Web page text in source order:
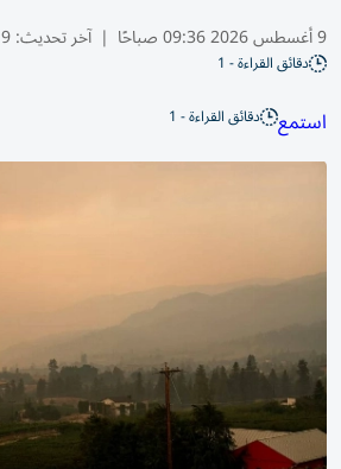
9 أغسطس 2026 09:36 صباحًا | آخر تحديث:9 أغسطس 10:02 2026
دقائق القراءة - 1
استمع دقائق القراءة - 1